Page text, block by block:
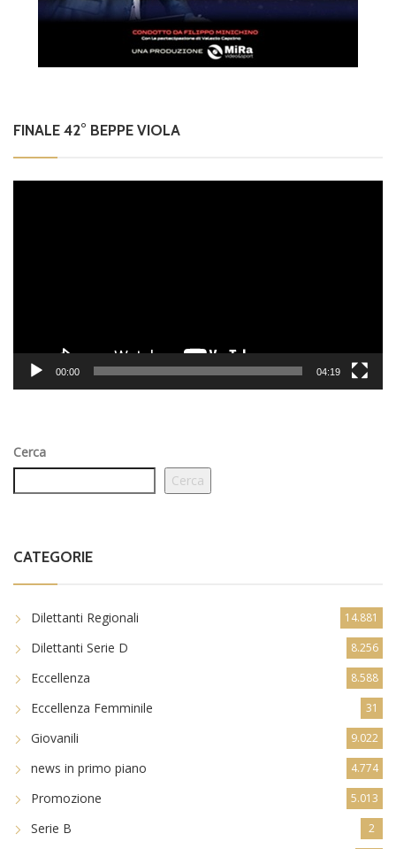
FINALE 42° BEPPE VIOLA
00:00 04:19
Cerca
Cerca
CATEGORIE
Dilettanti Regionali 14.881
Dilettanti Serie D 8.256
Eccellenza 8.588
Eccellenza Femminile 31
Giovanili 9.022
news in primo piano 4.774
Promozione 5.013
Serie B 2